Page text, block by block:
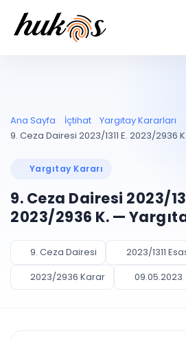
Entegrasyonu
UYAP ile otomatik
UYAP Evrak
Entegrasyonu
UETS Entegrasyonu
Tebligatları anında
PLANLAMA & TAKİP
Pano ve Takip
Blog
Ücretsiz Başlayın
Ana Sayfa İçtihat
Yargıtay Kararları
9. Ceza Dairesi 2023/1311 E. 2023/2936 K.
Yargıtay Kararı
9. Ceza Dairesi 2023/
2023/2936 K. —
9. Ceza Dairesi
2023/1311
2023/2936 Karar
09.05.2023